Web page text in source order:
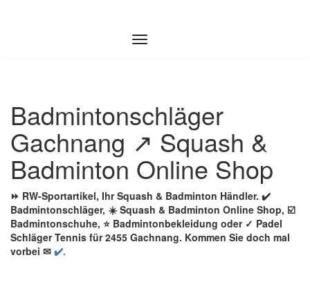
Badmintonschläger
Gachnang ↗️ Squash &
Badminton Online Shop
⏩ RW-Sportartikel, Ihr Squash & Badminton Händler. ✔️
Badmintonschläger, ☀️ Squash & Badminton Online Shop, ☑️
Badmintonschuhe, ⭐ Badmintonbekleidung oder ✓ Padel
Schläger Tennis für 2455 Gachnang. Kommen Sie doch mal
vorbei ✉ ✔️.